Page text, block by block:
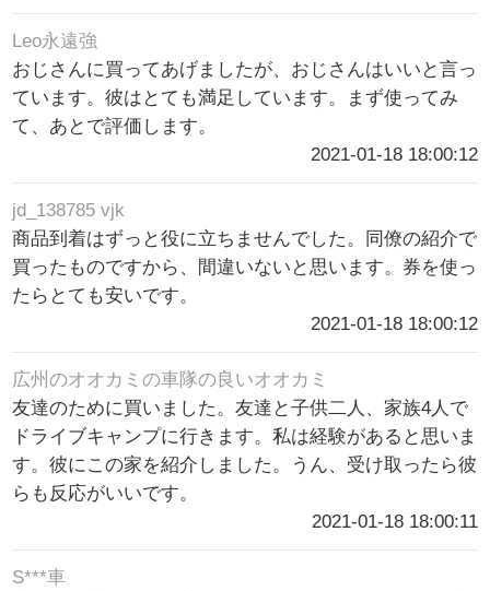
Leo永遠強
おじさんに買ってあげましたが、おじさんはいいと言っ
ています。彼はとても満足しています。まず使ってみ
て、あとで評価します。
2021-01-18 18:00:12
jd_138785 vjk
商品到着はずっと役に立ちませんでした。同僚の紹介で
買ったものですから、間違いないと思います。券を使っ
たらとても安いです。
2021-01-18 18:00:12
広州のオオカミの車隊の良いオオカミ
友達のために買いました。友達と子供二人、家族4人で
ドライブキャンプに行きます。私は経験があると思いま
す。彼にこの家を紹介しました。うん、受け取ったら彼
らも反応がいいです。
2021-01-18 18:00:11
S***車